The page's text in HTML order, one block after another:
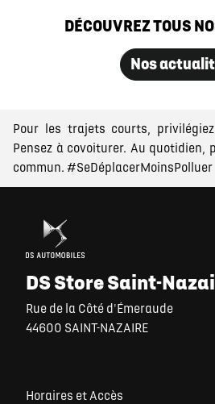
DÉCOUVREZ TOUS
Nos
Pour les trajets courts,
Pensez à covoiturer. Au quotidien,
commun. #SeDéplacerMoinsPolluer
DS Store Saint-
Rue de la Côté d'Émeraude
44600 SAINT-NAZAIRE
Horaires et Accès